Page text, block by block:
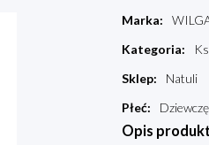
Marka:
Kategoria:
Sklep:
Natuli
Płeć:
Opis